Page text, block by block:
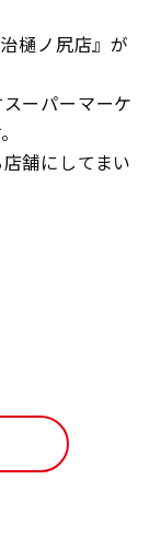
樋ノ尻店』が
ーパーマーケ
舗にしてまい